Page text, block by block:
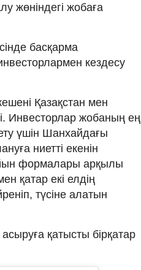
жөніндегі жобаға
басқарма
кездесу
Қазақстан мен
Инвесторлар жобаның ең
үшін Шанхайдағы
ниетті екенін
формалары арқылы
қатар екі елдің
түсіне алатын
қатысты бірқатар